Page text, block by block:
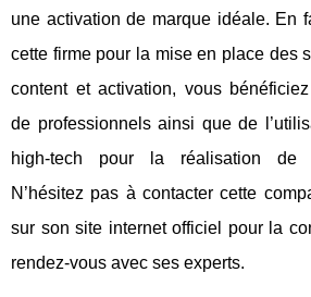
une activation de marque idéale. En
cette firme pour la mise en place des
content et activation, vous
de professionnels ainsi que de
high-tech pour la réalisation de
N’hésitez pas à contacter cette
sur son site internet officiel pour la
rendez-vous avec ses experts.